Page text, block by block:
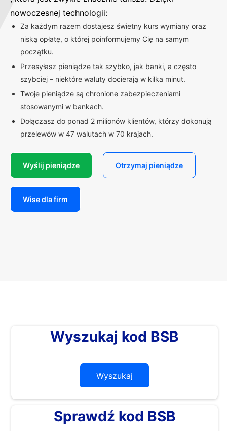
nowoczesnej technologii:
Za każdym razem dostajesz świetny kurs wymiany oraz
niską opłatę, o której poinformujemy Cię na samym
początku.
Przesyłasz pieniądze tak szybko, jak banki, a często
szybciej – niektóre waluty docierają w kilka minut.
Twoje pieniądze są chronione zabezpieczeniami
stosowanymi w bankach.
Dołączasz do ponad 2 milionów klientów, którzy dokonują
przelewów w 47 walutach w 70 krajach.
Wyślij pieniądze Otrzymaj pieniądze
Wise dla firm
Wyszukaj kod BSB
Wyszukaj
Sprawdź kod BSB